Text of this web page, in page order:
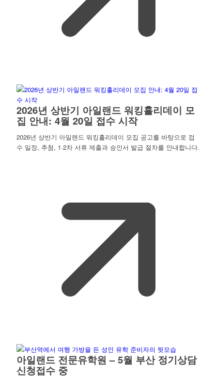
2026년 상반기 아일랜드 워킹홀리데이 모
집 안내: 4월 20일 접수 시작
2026년 상반기 아일랜드 워킹홀리데이 모집 공고를 바탕으로 접
수 일정, 추첨, 1·2차 서류 제출과 승인서 발급 절차를 안내합니다.
아일랜드 전문유학원 – 5월 부산 정기상담
신청접수 중